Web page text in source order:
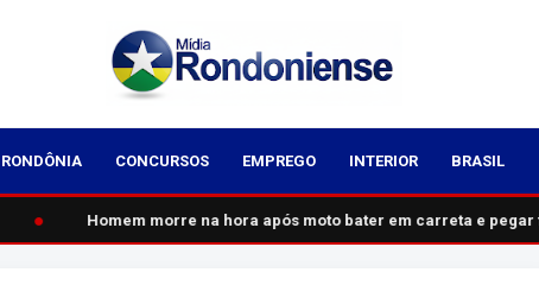
RONDÔNIA CONCURSOS EMPREGO INTERIOR BRASIL
Homem morre na hora após moto bater em carreta e pegar